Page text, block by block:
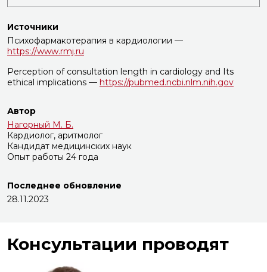
Источники
Психофармакотерапия в кардиологии —
https://www.rmj.ru
Perception of consultation length in cardiology and Its
ethical implications — https://pubmed.ncbi.nlm.nih.gov
Автор
Нагорный М. Б.
Кардиолог, аритмолог
Кандидат медицинских наук
Опыт работы 24 года
Последнее обновление
28.11.2023
Консультации проводят